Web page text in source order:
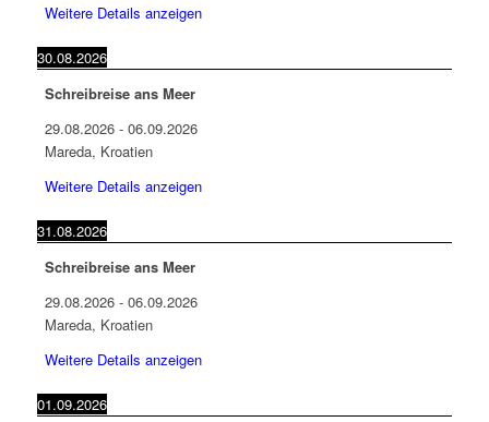
Weitere Details anzeigen
30.08.2026
Schreibreise ans Meer
29.08.2026- 06.09.2026
Mareda, Kroatien
Weitere Details anzeigen
31.08.2026
Schreibreise ans Meer
29.08.2026- 06.09.2026
Mareda, Kroatien
Weitere Details anzeigen
01.09.2026